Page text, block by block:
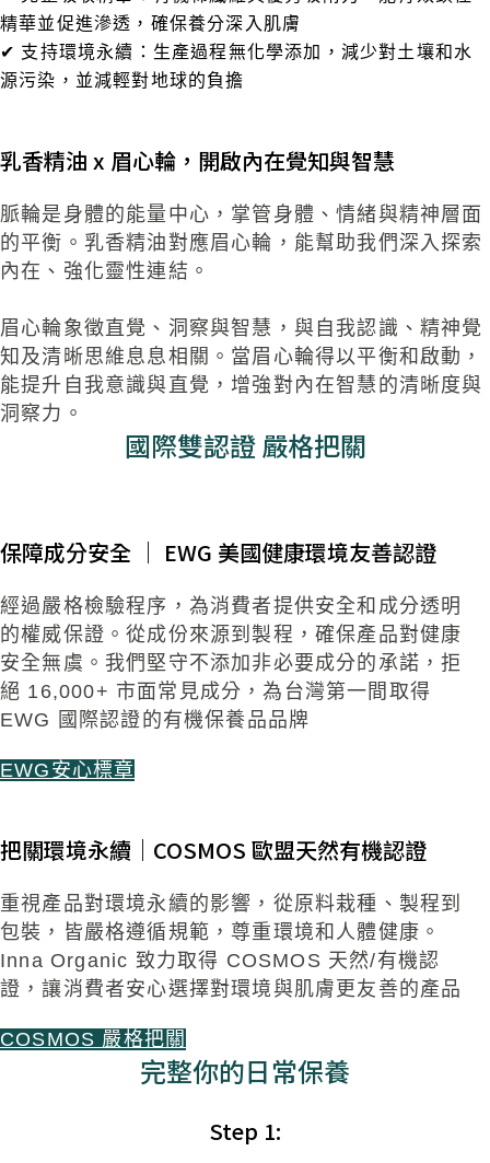
精華並促進滲透，確保養分深入肌膚
✔ 支持環境永續：生產過程無化學添加，減少對土壤和水
源污染，並減輕對地球的負擔
乳香精油 x 眉心輪，開啟內在覺知與智慧
脈輪是身體的能量中心，掌管身體、情緒與精神層面
的平衡。乳香精油對應眉心輪，能幫助我們深入探索
內在、強化靈性連結。
眉心輪象徵直覺、洞察與智慧，與自我認識、精神覺
知及清晰思維息息相關。當眉心輪得以平衡和啟動，
能提升自我意識與直覺，增強對內在智慧的清晰度與
洞察力。
國際雙認證 嚴格把關
保障成分安全 ｜ EWG 美國健康環境友善認證
經過嚴格檢驗程序，為消費者提供安全和成分透明
的權威保證。從成份來源到製程，確保產品對健康
安全無虞。 我們堅守不添加非必要成分的承諾，拒
絕 16,000+ 市面常見成分，為台灣第一間取得
EWG 國際認證的有機保養品品牌
EWG安心標章
把關環境永續｜ COSMOS 歐盟天然有機認證
重視產品對環境永續的影響，從原料栽種、製程到
包裝， 皆嚴格遵循規範，尊重環境和人體健康。
Inna Organic 致力取得 COSMOS 天然/有機認
證，讓消費者安心選擇對環境與肌膚更友善的產品
COSMOS 嚴格把關
完整你的日常保養
Step 1: